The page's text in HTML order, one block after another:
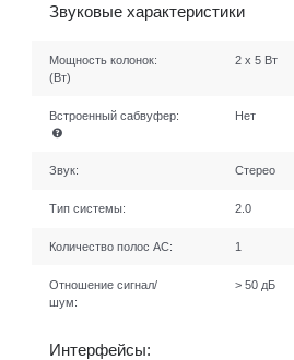
Звуковые характеристики
Мощность колонок:
(Вт)
2 х 5 Вт
Встроенный сабвуфер: Нет
Звук: Стерео
Тип системы: 2.0
Количество полос AC: 1
Отношение сигнал/
шум:
> 50 дБ
Интерфейсы: